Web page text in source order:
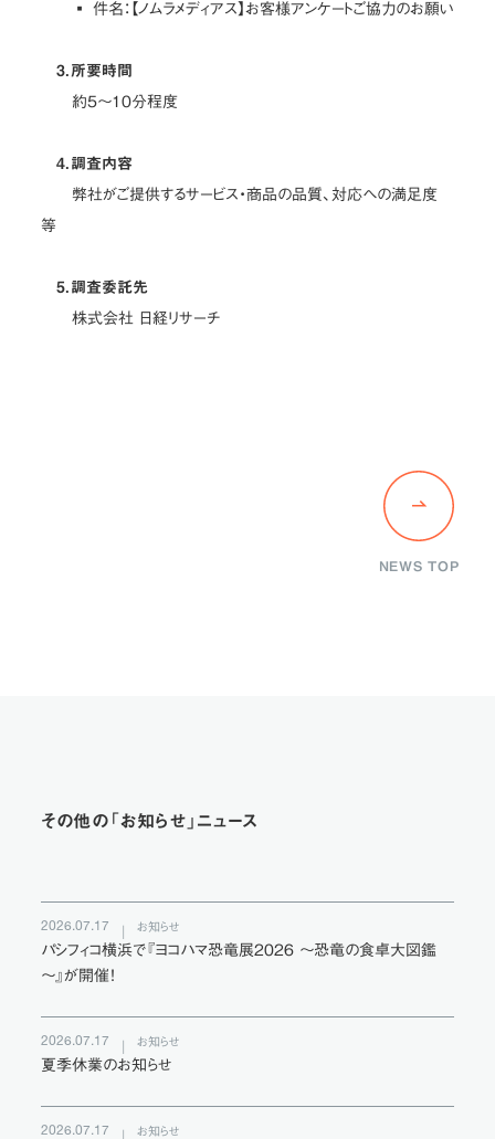
▪ 件名：【ノムラメディアス】お客様アンケートご協力のお願い
3．所要時間
約5～10分程度
4．調査内容
弊社がご提供するサービス・商品の品質、対応への満足度
等
5．調査委託先
株式会社 日経リサーチ
NEWS TOP
その他の「お知らせ」ニュース
2026.07.17 お知らせ
パシフィコ横浜で『ヨコハマ恐竜展2026 ～恐竜の食卓大図鑑
～』が開催！
2026.07.17 お知らせ
夏季休業のお知らせ
2026.07.17 お知らせ